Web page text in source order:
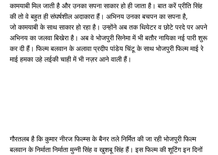
कामयाबी मिल जाती है और उनका सपना साकार हो ही जाता है। बात करें प्रीति सिंह
की तो वे बहुत ही संघर्षशील अदाकारा हैं। अभिनय उनका बचपन का सपना है,
जो कामयाबी के साथ साकार हो रहा है। उन्होंने अब तक थियेटर व छोटे परदे पर अपने
अभिनय का जलवा बिखेरा है। अब वे भोजपुरी सिनेमा में भी बतौर नायिका नई पारी शुरू
कर दी हैं। फिल्म बलवान के अलावा प्रदीप पांडेय चिंटू के साथ भोजपुरी फिल्म माई रे
माई हमका उहे लईकी चाही में भी नज़र आने वाली हैं।
गौरतलब है कि कुमार नीरज फिल्म्स के बैनर तले निर्मित की जा रही भोजपुरी फिल्म
बलवान के निर्माता निर्माता मुन्नी सिंह व खुशबू सिंह हैं। इस फिल्म की शूटिंग इन दिनों